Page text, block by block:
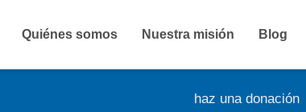
haz una donación
Quiénes somos Nuestra misión Blog